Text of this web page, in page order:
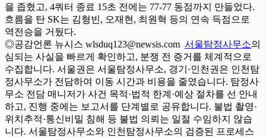
을 좁혔고, 4쿼터 종료 15초 전에는 77-77 동점까지 만들었다.
흐름을 탄 SK는 김형빈, 오재현, 최원혁 등의 연속 득점으로
역전승을 거뒀다.
◎공감언론 뉴시스 wlsduq123@newsis.com 서울탐정사무소의
심되는 사실을 빠르게 확인하고, 분쟁 전 증거를 체계적으로
수집합니다. 서울권은 서울탐정사무소, 경기·인천권은 인천탐
정사무소가 전담하여 이동 시간과 비용을 줄였습니다. 탐정사
무소 전담 매니저가 사건 목적·법적 한계·예상 절차를 선 안내
하고, 진행 중에는 보고서를 단계별로 공유합니다. 불법 촬영·
위치추적·통신비밀 침해 등 불법 의뢰는 일절 수임하지 않습
니다. 서울탐정사무소와 인천탐정사무소의 검증된 프로세스